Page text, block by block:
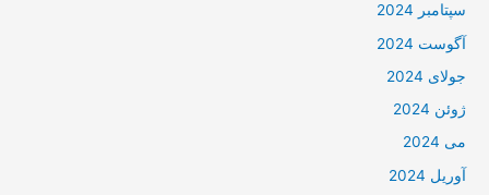
سپتامبر 2024
آگوست 2024
جولای 2024
ژوئن 2024
می 2024
آوریل 2024